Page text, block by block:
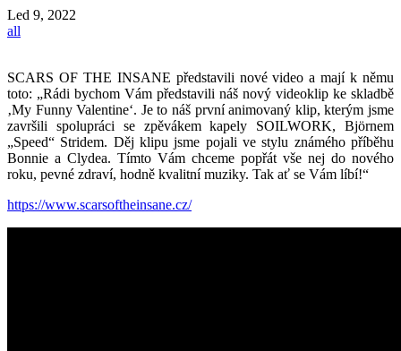
Led 9, 2022
all
SCARS OF THE INSANE představili nové video a mají k němu
toto: „Rádi bychom Vám představili náš nový videoklip ke skladbě
‚My Funny Valentine‘. Je to náš první animovaný klip, kterým jsme
završili spolupráci se zpěvákem kapely SOILWORK, Björnem
„Speed“ Stridem. Děj klipu jsme pojali ve stylu známého příběhu
Bonnie a Clydea. Tímto Vám chceme popřát vše nej do nového
roku, pevné zdraví, hodně kvalitní muziky. Tak ať se Vám líbí!“
https://www.scarsoftheinsane.cz/